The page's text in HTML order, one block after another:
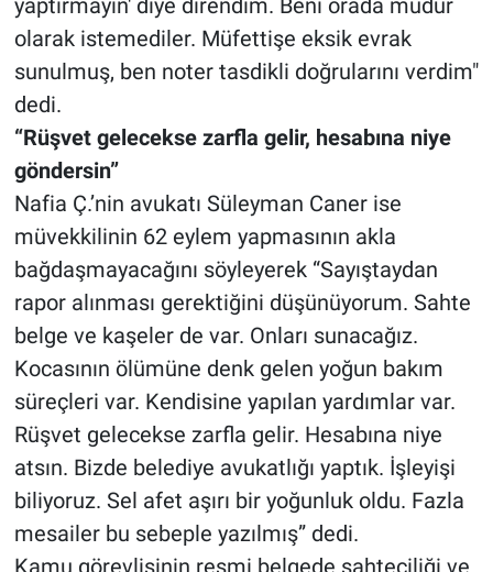
yaptırmayın' diye direndim. Beni orada müdür
olarak istemediler. Müfettişe eksik evrak
sunulmuş, ben noter tasdikli doğrularını verdim"
dedi.
“Rüşvet gelecekse zarfla gelir, hesabına niye
göndersin”
Nafia Ç.’nin avukatı Süleyman Caner ise
müvekkilinin 62 eylem yapmasının akla
bağdaşmayacağını söyleyerek “Sayıştaydan
rapor alınması gerektiğini düşünüyorum. Sahte
belge ve kaşeler de var. Onları sunacağız.
Kocasının ölümüne denk gelen yoğun bakım
süreçleri var. Kendisine yapılan yardımlar var.
Rüşvet gelecekse zarfla gelir. Hesabına niye
atsın. Bizde belediye avukatlığı yaptık. İşleyişi
biliyoruz. Sel afet aşırı bir yoğunluk oldu. Fazla
mesailer bu sebeple yazılmış” dedi.